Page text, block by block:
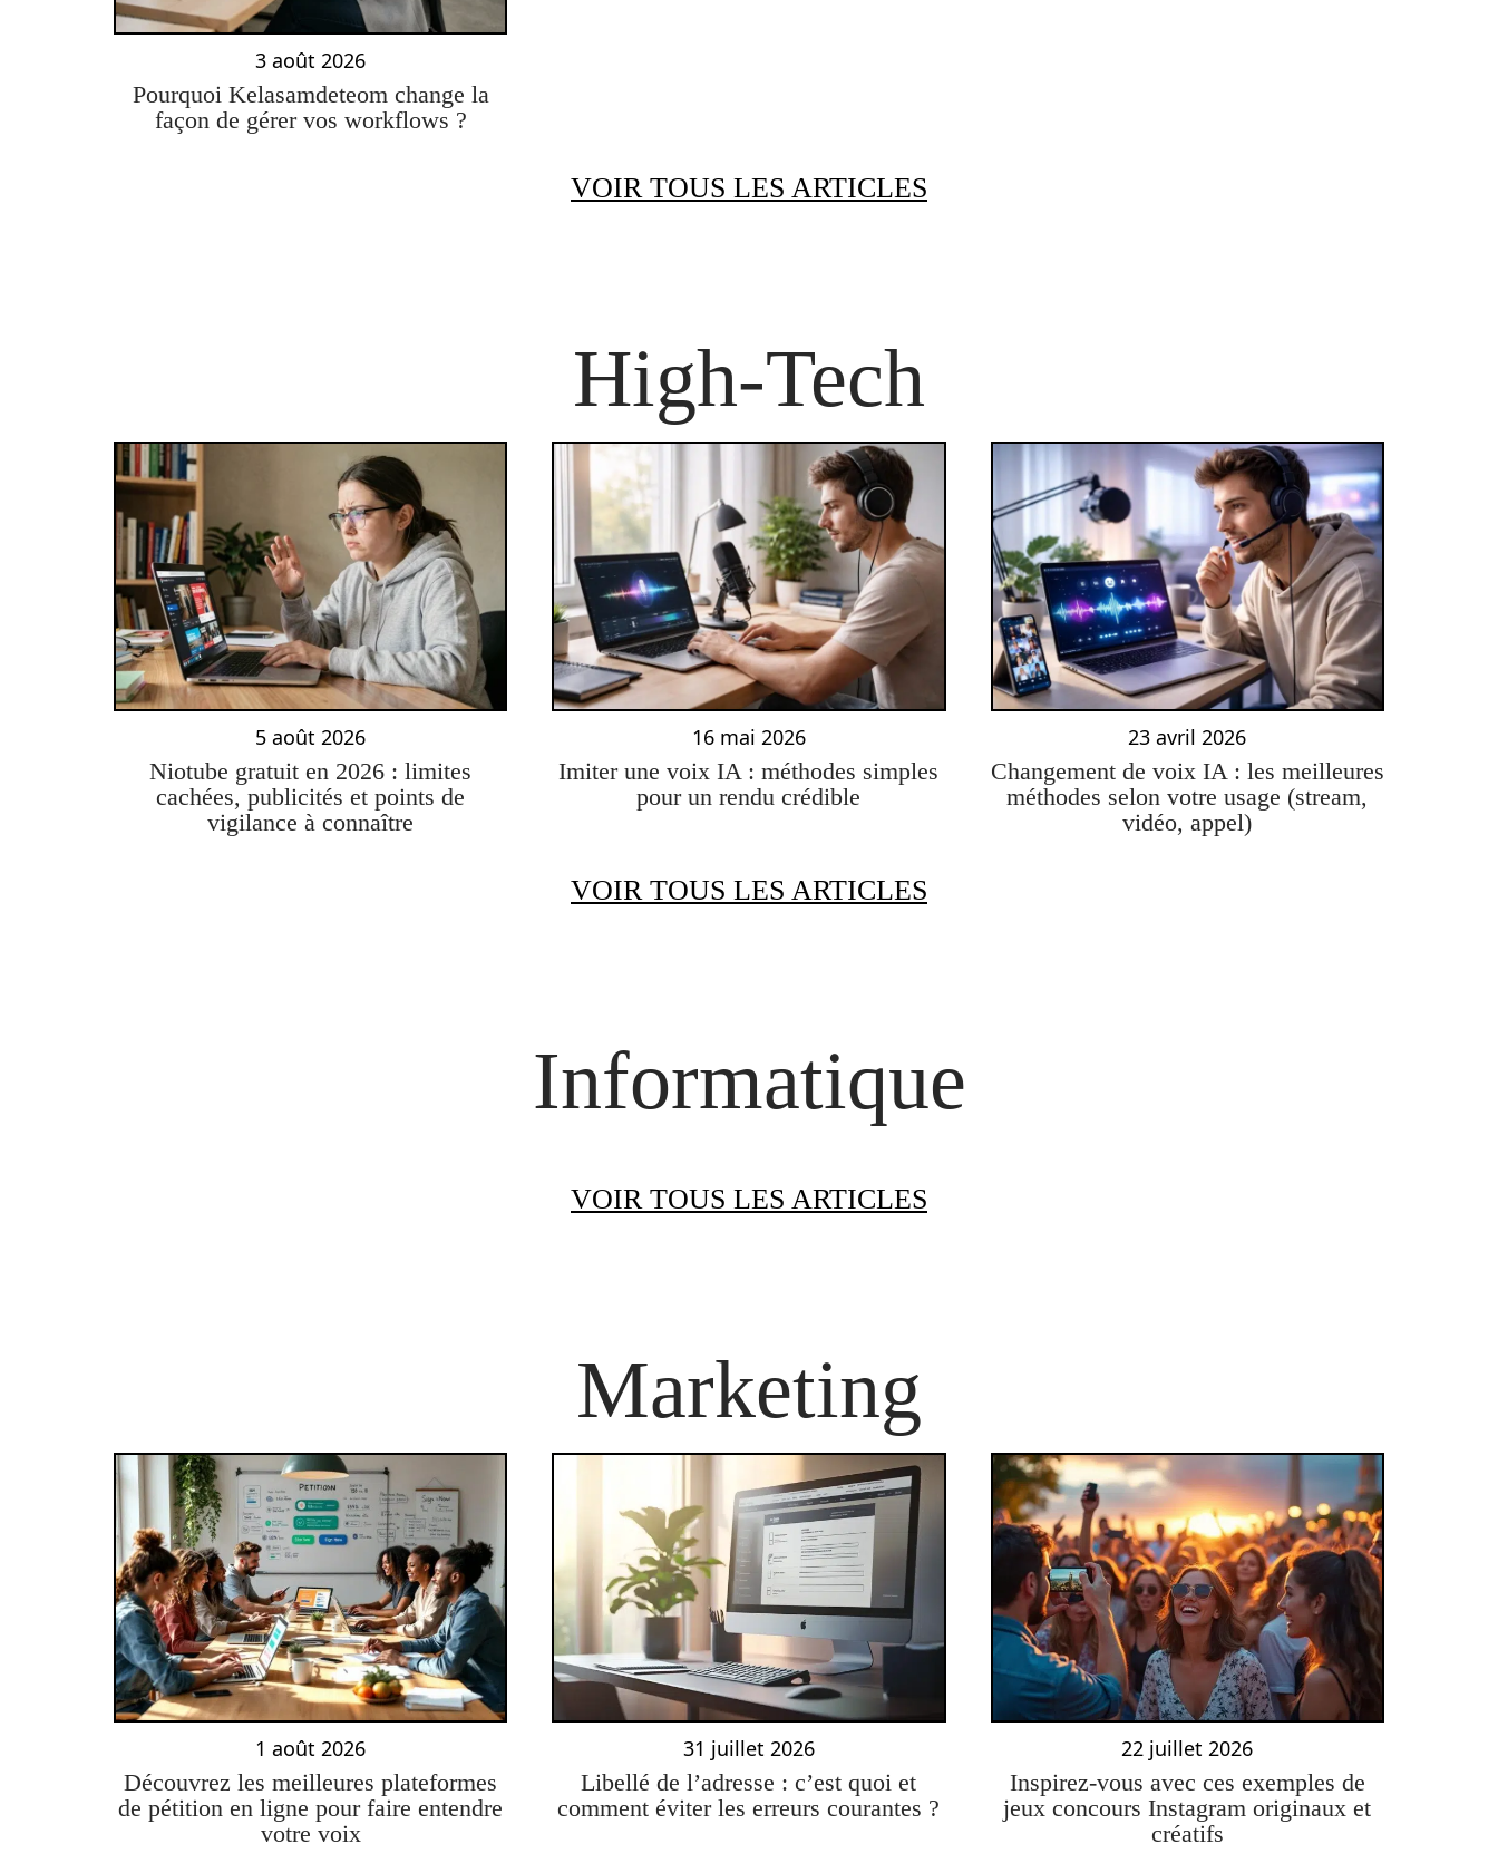
3 août 2026
Pourquoi Kelasamdeteom change la
façon de gérer vos workflows ?
VOIR TOUS LES ARTICLES
High-Tech
5 août 2026
Niotube gratuit en 2026 : limites
cachées, publicités et points de
vigilance à connaître
16 mai 2026
Imiter une voix IA : méthodes simples
pour un rendu crédible
23 avril 2026
Changement de voix IA : les meilleures
méthodes selon votre usage (stream,
vidéo, appel)
VOIR TOUS LES ARTICLES
Informatique
VOIR TOUS LES ARTICLES
Marketing
1 août 2026
Découvrez les meilleures plateformes
de pétition en ligne pour faire entendre
votre voix
31 juillet 2026
Libellé de l’adresse : c’est quoi et
comment éviter les erreurs courantes ?
22 juillet 2026
Inspirez-vous avec ces exemples de
jeux concours Instagram originaux et
créatifs